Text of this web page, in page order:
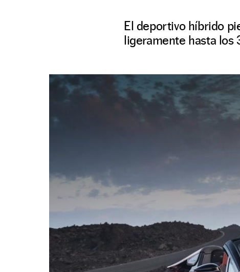
El deportivo híbrido
ligeramente hasta los